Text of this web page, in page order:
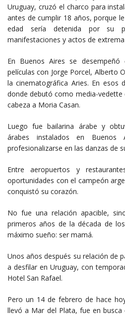
Uruguay, cruzó el charco para
antes de cumplir 18 años, porque
edad sería detenida por su
manifestaciones y actos de
En Buenos Aires se
películas con Jorge Porcel, Alberto
la cinematográfica Aries. En esos
donde debutó como media-
cabeza a Moria Casan.
Luego fue bailarina árabe y
árabes instalados en
profesionalizarse en las danzas de
Entre aeropuertos y
oportunidades con el campeón
conquistó su corazón.
No fue una relación apacible,
primeros años de la década de
máximo sueño: ser mamá.
Unos años después su relación de
a desfilar en Uruguay, con
Hotel San Rafael.
Pero un 14 de febrero de hace
llevó a Mar del Plata, fue en